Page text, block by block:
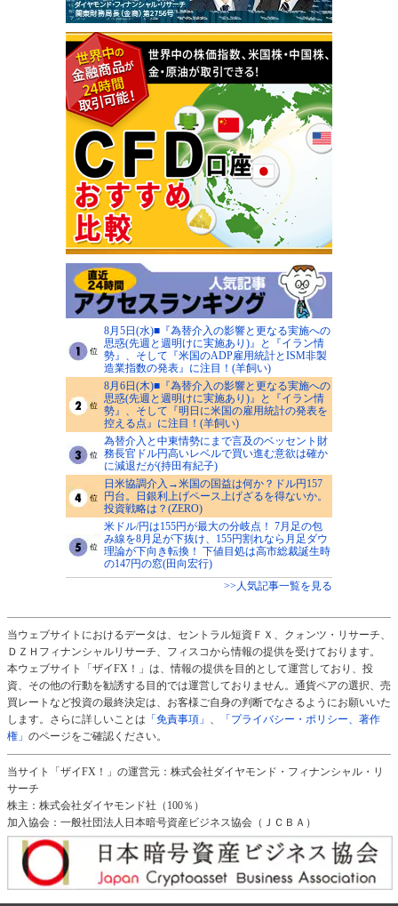
8月5日(水)■『為替介入の影響と更なる実施への
思惑(先週と週明けに実施あり)』と『イラン情
勢』、そして『米国のADP雇用統計とISM非製
造業指数の発表』に注目！(羊飼い)
8月6日(木)■『為替介入の影響と更なる実施への
思惑(先週と週明けに実施あり)』と『イラン情
勢』、そして『明日に米国の雇用統計の発表を
控える点』に注目！(羊飼い)
為替介入と中東情勢にまで言及のベッセント財
務長官ドル円高いレベルで買い進む意欲は確か
に減退だが(持田有紀子)
日米協調介入→米国の国益は何か？ドル円157
円台。日銀利上げペース上げざるを得ないか。
投資戦略は？(ZERO)
米ドル/円は155円が最大の分岐点！ 7月足の包
み線を8月足が下抜け、155円割れなら月足ダウ
理論が下向き転換！ 下値目処は高市総裁誕生時
の147円の窓(田向宏行)
>>人気記事一覧を見る
当ウェブサイトにおけるデータは、セントラル短資ＦＸ、クォンツ・リサーチ、
ＤＺＨフィナンシャルリサーチ、フィスコから情報の提供を受けております。
本ウェブサイト「ザイFX！」は、情報の提供を目的として運営しており、投
資、その他の行動を勧誘する目的では運営しておりません。通貨ペアの選択、売
買レートなど投資の最終決定は、お客様ご自身の判断でなさるようにお願いいた
します。さらに詳しいことは 「免責事項」
「プライバシー・ポリシー、著作
権」 のページをご確認ください。
当サイト「ザイFX！」の運営元：株式会社ダイヤモンド・フィナンシャル・リ
サーチ
株主：株式会社ダイヤモンド社（100％）
加入協会：一般社団法人日本暗号資産ビジネス協会（ＪＣＢＡ）